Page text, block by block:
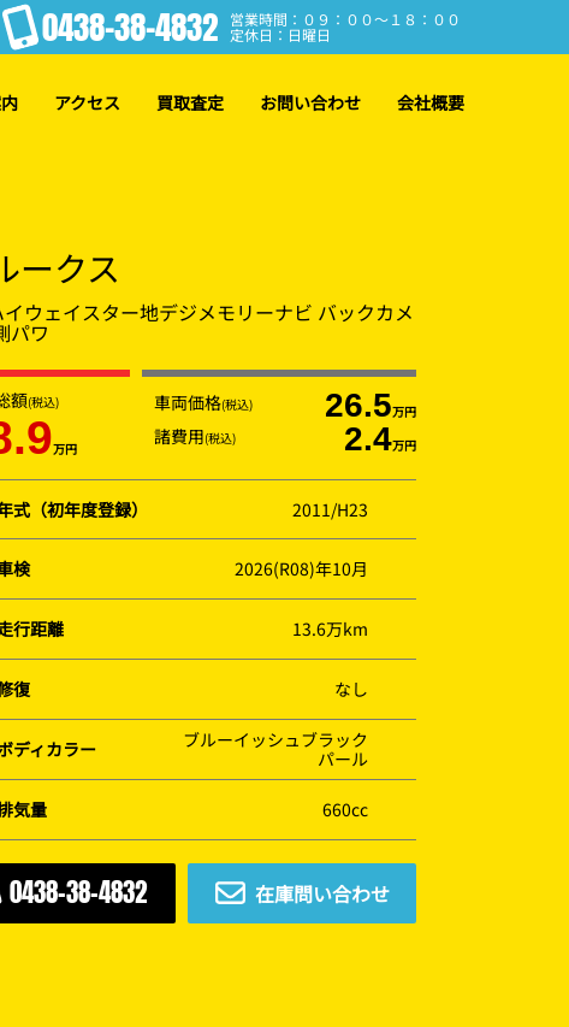
0438-38-4832 営業時間：０９：００～１８：００
定休日：日曜日
アクセス 買取査定 お問い合わせ 会社概要
ークス
ウェイスター地デジメモリーナビ バックカメ
パワ
額(税込)
万円
車両価格(税込) 26.5万円
諸費用(税込) 2.4万円
式（初年度登録） 2011/H23
検 2026(R08)年10月
行距離 13.6万km
復 なし
ディカラー
ブルーイッシュブラック
パール
気量 660cc
0438-38-4832 在庫問い合わせ